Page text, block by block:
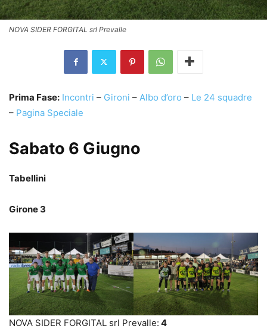
NOVA SIDER FORGITAL srl Prevalle
Prima Fase: Incontri – Gironi – Albo d’oro – Le 24 squadre
– Pagina Speciale
Sabato 6 Giugno
Tabellini
Girone 3
NOVA SIDER FORGITAL srl Prevalle: 4